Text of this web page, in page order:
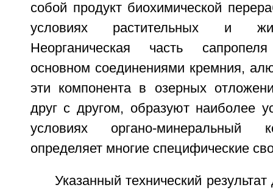
собой продукт биохимической
условиях растительных и
Неорганическая часть
основном соединениями кремния,
эти компонента в озерных
друг с другом, образуют наиболее
условиях органо-минеральный
определяет многие специфические
Указанный технический результат